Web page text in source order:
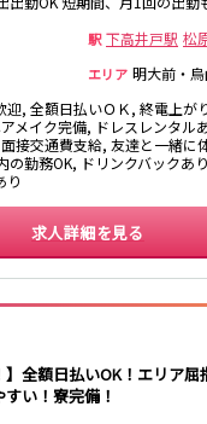
駅 下高井戸駅 松
エリア 明大前・烏
迎, 全額日払いＯＫ, 終電上が
メイク完備, ドレスレンタル
接交通費支給, 友達と一緒に
の勤務OK, ドリンクバックあ
り
求人詳細を見る
】全額日払いOK！エリア
い！寮完備！
横浜
溝の口
福富町・伊勢佐木町
上大岡・戸塚
武蔵小杉
ヶ丘遊園・鷺沼
元住吉・綱島
茅ヶ崎
飯田橋駅
幕張本郷駅
立川駅
中野駅
荻窪駅
東小金井駅
飯田橋駅